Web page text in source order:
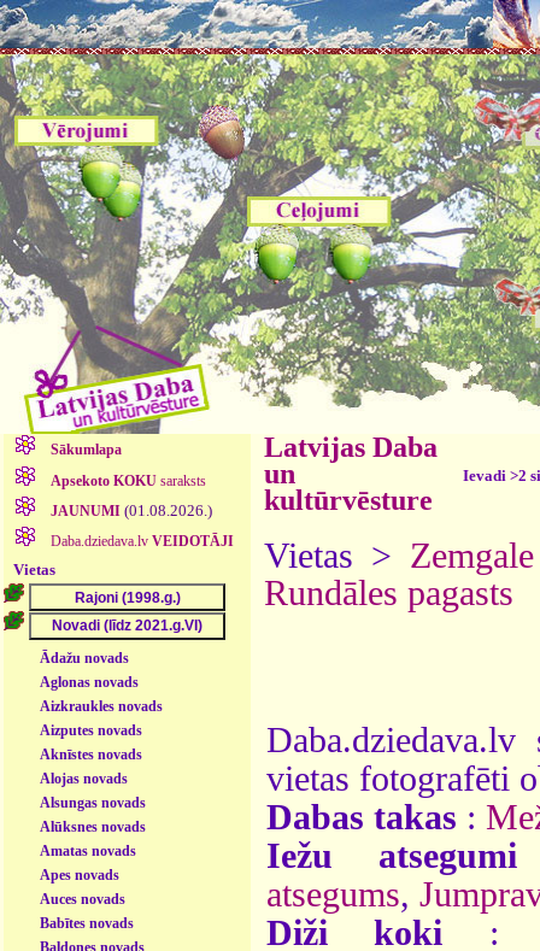
Sākumlapa
Apsekoto KOKUsaraksts
JAUNUMI (01.08.2026.)
Daba.dziedava.lv VEIDOTĀJI
Vietas
Ādažu novads
Aglonas novads
Aizkraukles novads
Aizputes novads
Aknīstes novads
Alojas novads
Alsungas novads
Alūksnes novads
Amatas novads
Apes novads
Auces novads
Babītes novads
Baldones novads
Latvijas Daba
un
kultūrvēsture
Ievadi >2
Vietas > Zemgale
Rundāles pagasts
vietas fotografēti
Dabas takas :
Iežu atsegumi
atsegums,
Diži koki